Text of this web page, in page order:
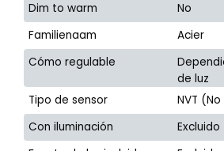
Dim to warm
No
Familienaam
Acier
Cómo regulable
de luz
Tipo de sensor
NVT
Con iluminación
Excluido